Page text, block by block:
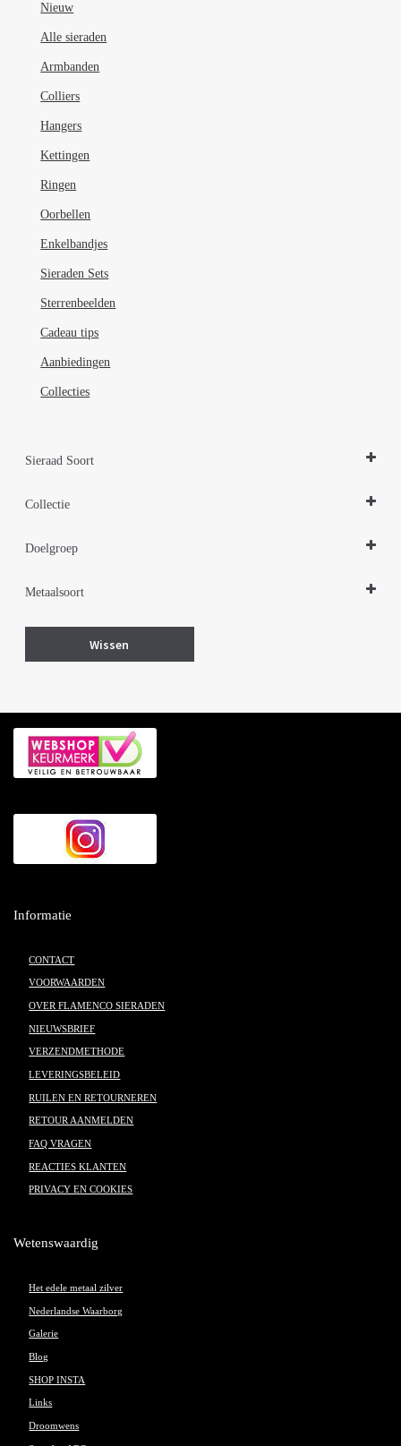
Nieuw
Alle sieraden
Armbanden
Colliers
Hangers
Kettingen
Ringen
Oorbellen
Enkelbandjes
Sieraden Sets
Sterrenbeelden
Cadeau tips
Aanbiedingen
Collecties
Sieraad Soort
Collectie
Parelsieraden Zilver
Doelgroep
Metaalsoort
Wissen
Informatie
CONTACT
VOORWAARDEN
OVER FLAMENCO SIERADEN
NIEUWSBRIEF
VERZENDMETHODE
LEVERINGSBELEID
RUILEN EN RETOURNEREN
RETOUR AANMELDEN
FAQ VRAGEN
REACTIES KLANTEN
PRIVACY EN COOKIES
Wetenswaardig
Het edele metaal zilver
Nederlandse Waarborg
Galerie
Blog
SHOP INSTA
Links
Droomwens